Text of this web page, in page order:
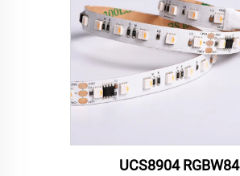
UCS8904 RGBW84